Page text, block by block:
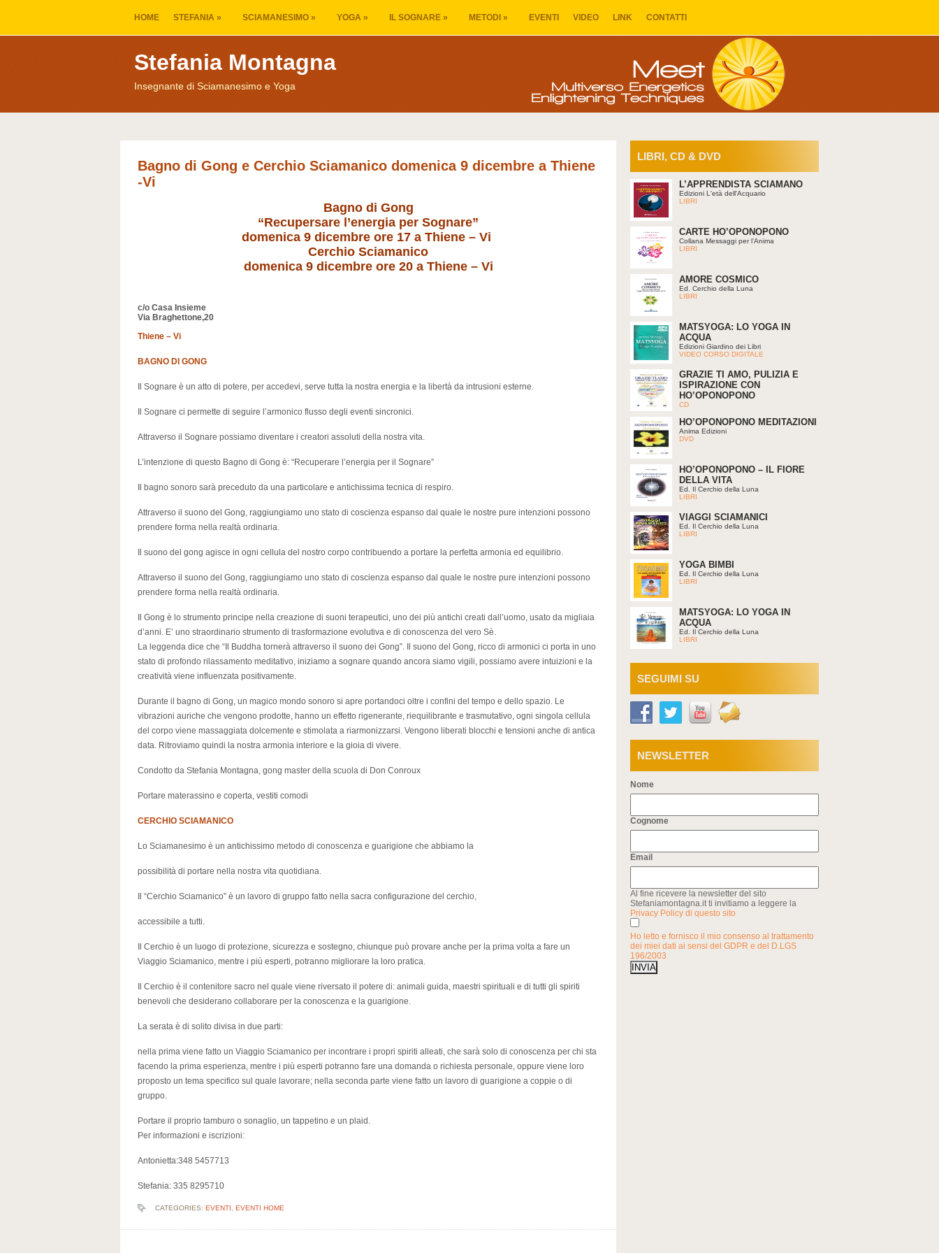
HOME STEFANIA » SCIAMANESIMO » YOGA » IL SOGNARE » METODI » EVENTI VIDEO LINK CONTATTI
Stefania Montagna
Insegnante di Sciamanesimo e Yoga
Bagno di Gong e Cerchio Sciamanico domenica 9 dicembre a Thiene
-Vi
Bagno di Gong
“Recupersare l’energia per Sognare”
domenica 9 dicembre ore 17 a Thiene – Vi
Cerchio Sciamanico
domenica 9 dicembre ore 20 a Thiene – Vi
c/o Casa Insieme
Via Braghettone,20
Thiene – Vi
BAGNO DI GONG
Il Sognare è un atto di potere, per accedevi, serve tutta la nostra energia e la libertà da intrusioni esterne.
Il Sognare ci permette di seguire l’armonico flusso degli eventi sincronici.
Attraverso il Sognare possiamo diventare i creatori assoluti della nostra vita.
L’intenzione di questo Bagno di Gong è: “Recuperare l’energia per il Sognare”
Il bagno sonoro sarà preceduto da una particolare e antichissima tecnica di respiro.
Attraverso il suono del Gong, raggiungiamo uno stato di coscienza espanso dal quale le nostre pure intenzioni possono
prendere forma nella realtà ordinaria.
Il suono del gong agisce in ogni cellula del nostro corpo contribuendo a portare la perfetta armonia ed equilibrio.
Attraverso il suono del Gong, raggiungiamo uno stato di coscienza espanso dal quale le nostre pure intenzioni possono
prendere forma nella realtà ordinaria.
Il Gong è lo strumento principe nella creazione di suoni terapeutici, uno dei più antichi creati dall’uomo, usato da migliaia
d’anni. E’ uno straordinario strumento di trasformazione evolutiva e di conoscenza del vero Sè.
La leggenda dice che “Il Buddha tornerà attraverso il suono dei Gong”. Il suono del Gong, ricco di armonici ci porta in uno
stato di profondo rilassamento meditativo, iniziamo a sognare quando ancora siamo vigili, possiamo avere intuizioni e la
creatività viene influenzata positivamente.
Durante il bagno di Gong, un magico mondo sonoro si apre portandoci oltre i confini del tempo e dello spazio. Le
vibrazioni auriche che vengono prodotte, hanno un effetto rigenerante, riequilibrante e trasmutativo, ogni singola cellula
del corpo viene massaggiata dolcemente e stimolata a riarmonizzarsi. Vengono liberati blocchi e tensioni anche di antica
data. Ritroviamo quindi la nostra armonia interiore e la gioia di vivere.
Condotto da Stefania Montagna, gong master della scuola di Don Conroux
Portare materassino e coperta, vestiti comodi
CERCHIO SCIAMANICO
Lo Sciamanesimo è un antichissimo metodo di conoscenza e guarigione che abbiamo la
possibilità di portare nella nostra vita quotidiana.
Il “Cerchio Sciamanico” è un lavoro di gruppo fatto nella sacra configurazione del cerchio,
accessibile a tutti.
Il Cerchio è un luogo di protezione, sicurezza e sostegno, chiunque può provare anche per la prima volta a fare un
Viaggio Sciamanico, mentre i più esperti, potranno migliorare la loro pratica.
Il Cerchio è il contenitore sacro nel quale viene riversato il potere di: animali guida, maestri spirituali e di tutti gli spiriti
benevoli che desiderano collaborare per la conoscenza e la guarigione.
La serata è di solito divisa in due parti:
nella prima viene fatto un Viaggio Sciamanico per incontrare i propri spiriti alleati, che sarà solo di conoscenza per chi sta
facendo la prima esperienza, mentre i più esperti potranno fare una domanda o richiesta personale, oppure viene loro
proposto un tema specifico sul quale lavorare; nella seconda parte viene fatto un lavoro di guarigione a coppie o di
gruppo.
Portare il proprio tamburo o sonaglio, un tappetino e un plaid.
Per informazioni e iscrizioni:
Antonietta:348 5457713
Stefania: 335 8295710
CATEGORIES: EVENTI EVENTI HOME
LIBRI, CD & DVD
L’APPRENDISTA SCIAMANO
Edizioni L'età dell'Acquario
LIBRI
CARTE HO’OPONOPONO
Collana Messaggi per l’Anima
LIBRI
AMORE COSMICO
Ed. Cerchio della Luna
LIBRI
MATSYOGA: LO YOGA IN
ACQUA
Edizioni Giardino dei Libri
VIDEO CORSO DIGITALE
GRAZIE TI AMO, PULIZIA E
ISPIRAZIONE CON
HO’OPONOPONO
CD
HO’OPONOPONO MEDITAZIONI
Anima Edizioni
DVD
HO’OPONOPONO – IL FIORE
DELLA VITA
Ed. Il Cerchio della Luna
LIBRI
VIAGGI SCIAMANICI
Ed. Il Cerchio della Luna
LIBRI
YOGA BIMBI
Ed. Il Cerchio della Luna
LIBRI
MATSYOGA: LO YOGA IN
ACQUA
Ed. Il Cerchio della Luna
LIBRI
SEGUIMI SU
NEWSLETTER
Nome
Cognome
Email
Al fine ricevere la newsletter del sito
Stefaniamontagna.it ti invitiamo a leggere la
Privacy Policy di questo sito
Ho letto e fornisco il mio consenso al trattamento
dei miei dati ai sensi del GDPR e del D.LGS
196/2003